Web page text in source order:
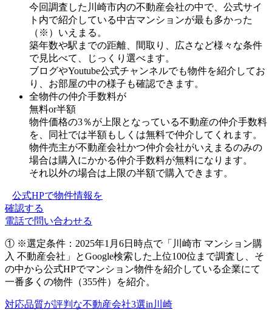
今回調査した川崎市内の不動産会社の中で、公式サイ
ト内で紹介している中古マンションが最も多かった
（※）いえまる。
築年数や駅までの距離、間取り、広さなど様々な条件
で見比べて、じっくり選べます。
ブログやYoutube公式チャンネルでも物件を紹介してお
り、お部屋の中の様子も確認できます。
全物件の仲介手数料が
無料or半額
物件価格の3％が上限となっている不動産の仲介手数料
を、同社では半額もしくは無料で仲介してくれます。
物件売主が不動産会社かつ仲介会社がいえまるのみの
場合は購入にかかる仲介手数料が無料になります。
それ以外の場合は上限の半額で購入できます。
公式HPで物件情報を
確認する
電話で問い合わせる
① ※選定条件：2025年1月6日時点で「川崎市 マンション購
入 不動産会社」とGoogle検索した上位100位まで調査し、そ
の中から公式HPでマンション物件を紹介している企業にて
一番多くの物件（355件）を紹介。
対応品質が評判な不動産会社3選in川崎